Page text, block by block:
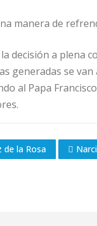
manera de
decisión a plena
generadas se
al Papa
de la Rosa